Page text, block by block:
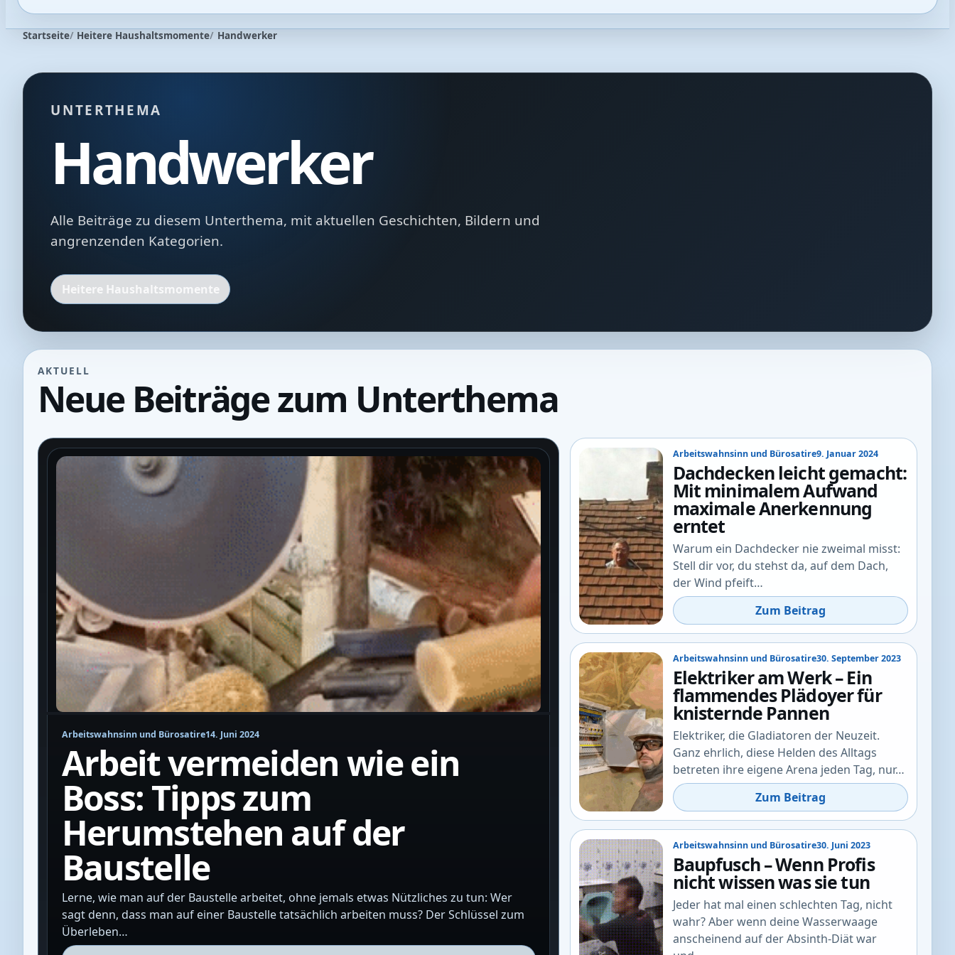
Startseite Heitere Haushaltsmomente Handwerker
UNTERTHEMA
Handwerker
Alle Beiträge zu diesem Unterthema, mit aktuellen Geschichten, Bildern und
angrenzenden Kategorien.
Heitere Haushaltsmomente
AKTUELL
Neue Beiträge zum Unterthema
Arbeitswahnsinn und Bürosatire14. Juni 2024
Arbeit vermeiden wie ein
Boss: Tipps zum
Herumstehen auf der
Baustelle
Lerne, wie man auf der Baustelle arbeitet, ohne jemals etwas Nützliches zu tun: Wer
sagt denn, dass man auf einer Baustelle tatsächlich arbeiten muss? Der Schlüssel zum
Überleben…
Arbeitswahnsinn und Bürosatire9. Januar 2024
Dachdecken leicht gemacht:
Mit minimalem Aufwand
maximale Anerkennung
erntet
Warum ein Dachdecker nie zweimal misst:
Stell dir vor, du stehst da, auf dem Dach,
der Wind pfeift…
Zum Beitrag
Arbeitswahnsinn und Bürosatire30. September 2023
Elektriker am Werk – Ein
flammendes Plädoyer für
knisternde Pannen
Elektriker, die Gladiatoren der Neuzeit.
Ganz ehrlich, diese Helden des Alltags
betreten ihre eigene Arena jeden Tag, nur…
Zum Beitrag
Arbeitswahnsinn und Bürosatire30. Juni 2023
Baupfusch – Wenn Profis
nicht wissen was sie tun
Jeder hat mal einen schlechten Tag, nicht
wahr? Aber wenn deine Wasserwaage
anscheinend auf der Absinth-Diät war